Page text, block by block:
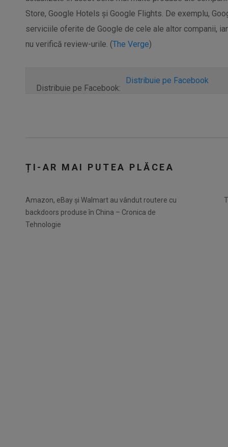
Store, Google Hotels și Google Flights. De exemplu,
serviciile oferite de Google de cele ale altor companii,
nu verifică review-urile. (The Verge)
Distribuie pe Facebook:
Distribuie pe Facebook
ȚI-AR MAI PUTEA PLĂCEA
Amazon, eBay și Walmart au vândut routere cu
backdoors produse în China – Cronica de
Tehnologie